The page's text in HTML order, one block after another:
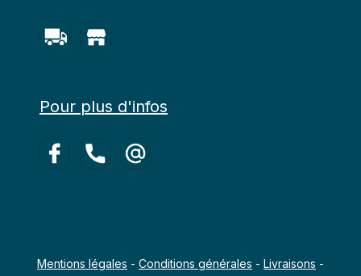
Pour plus d'infos
Mentions légales - Conditions générales - Livraisons -